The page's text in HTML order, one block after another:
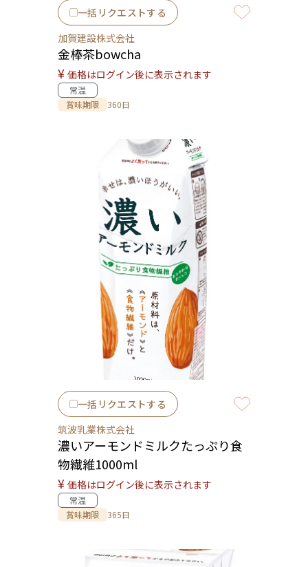
一括リクエストする
加賀建設株式会社
金棒茶bowcha
¥ 価格はログイン後に表示されます
常温
賞味期限
360日
一括リクエストする
筑波乳業株式会社
濃いアーモンドミルクたっぷり食
物繊維1000ml
¥ 価格はログイン後に表示されます
常温
賞味期限
365日